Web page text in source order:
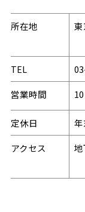
所在地
TEL
営業時間
定休日
アクセス